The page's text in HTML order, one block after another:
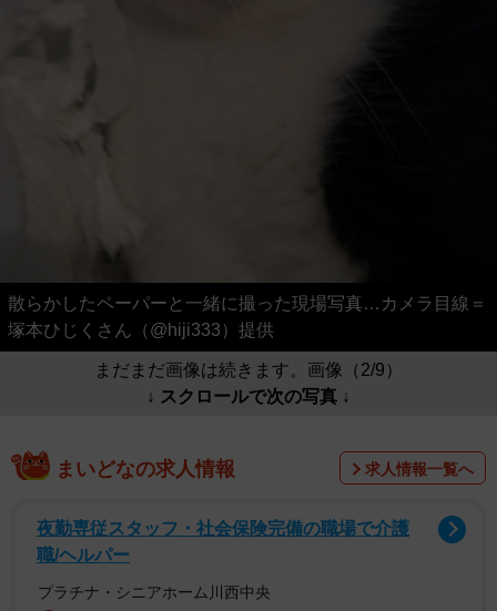
散らかしたペーパーと一緒に撮った現場写真…カメラ目線＝
塚本ひじくさん（@hiji333）提供
まだまだ画像は続きます。画像（2/9）
↓ スクロールで次の写真 ↓
まいどなの求人情報 求人情報一覧へ
夜勤専従スタッフ・社会保険完備の職場で介護
職/ヘルパー
プラチナ・シニアホーム川西中央